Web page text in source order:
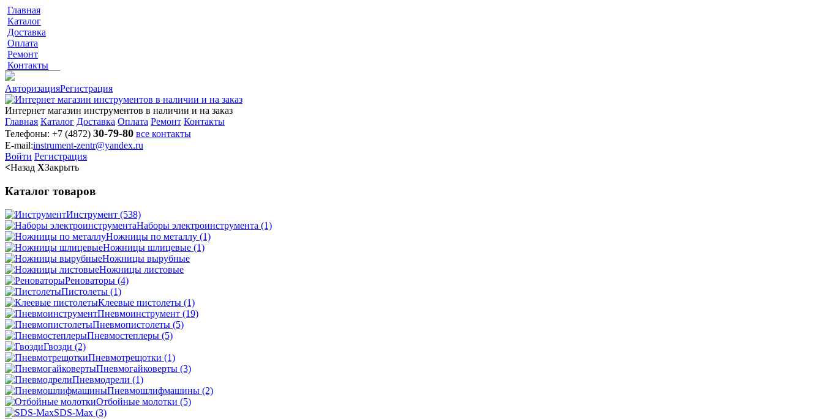
Главная
Каталог
Доставка
Оплата
Ремонт
Контакты
АвторизацияРегистрация
Интернет магазин инструментов в наличии и на заказ
Главная Каталог Доставка Оплата Ремонт Контакты
Телефоны: +7 (4872) 30-79-80 все контакты
E-mail:instrument-zentr@yandex.ru
Войти Регистрация
<Назад XЗакрыть
Каталог товаров
Инструмент (538)
Наборы электроинструмента (1)
Ножницы по металлу (1)
Ножницы шлицевые (1)
Ножницы вырубные
Ножницы листовые
Реноваторы (4)
Пистолеты (1)
Клеевые пистолеты (1)
Пневмоинструмент (19)
Пневмопистолеты (5)
Пневмостеплеры (5)
Гвозди (2)
Пневмотрещотки (1)
Пневмогайковерты (3)
Пневмодрели (1)
Пневмошлифмашины (2)
Отбойные молотки (5)
SDS-Max (3)